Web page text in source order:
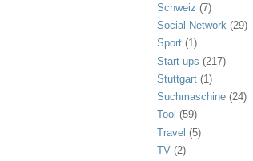
Schweiz (7)
Social Network (29)
Sport (1)
Start-ups (217)
Stuttgart (1)
Suchmaschine (24)
Tool (59)
Travel (5)
TV (2)